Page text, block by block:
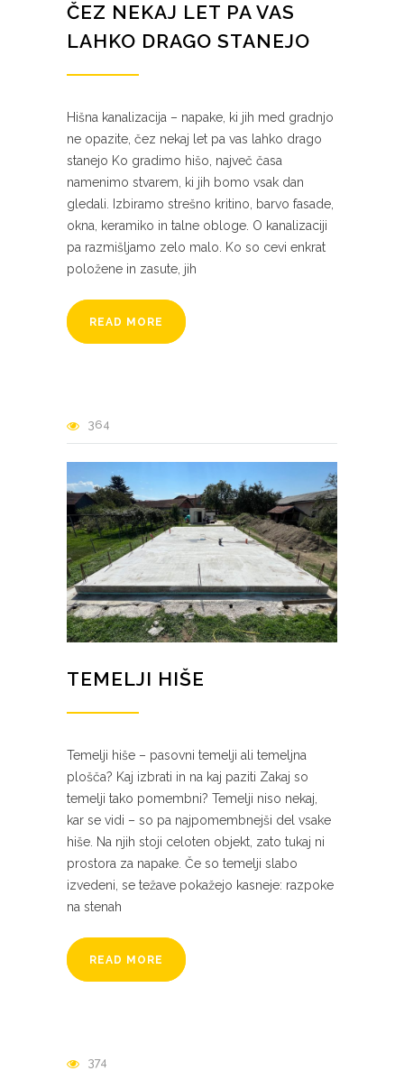
ČEZ NEKAJ LET PA VAS
LAHKO DRAGO STANEJO
Hišna kanalizacija – napake, ki jih med gradnjo
ne opazite, čez nekaj let pa vas lahko drago
stanejo Ko gradimo hišo, največ časa
namenimo stvarem, ki jih bomo vsak dan
gledali. Izbiramo strešno kritino, barvo fasade,
okna, keramiko in talne obloge. O kanalizaciji
pa razmišljamo zelo malo. Ko so cevi enkrat
položene in zasute, jih
READ MORE
364
TEMELJI HIŠE
Temelji hiše – pasovni temelji ali temeljna
plošča? Kaj izbrati in na kaj paziti Zakaj so
temelji tako pomembni? Temelji niso nekaj,
kar se vidi – so pa najpomembnejši del vsake
hiše. Na njih stoji celoten objekt, zato tukaj ni
prostora za napake. Če so temelji slabo
izvedeni, se težave pokažejo kasneje: razpoke
na stenah
READ MORE
374